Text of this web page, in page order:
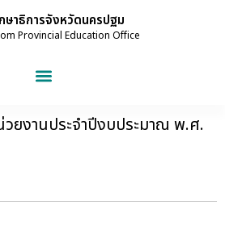
ษาธิการจังหวัดนครปฐม
Provincial Education Office
ยงานประจำปีงบประมาณ พ.ศ.